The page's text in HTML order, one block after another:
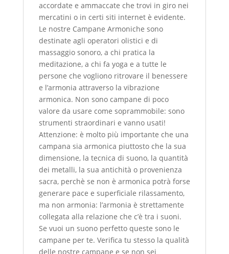
accordate e ammaccate che trovi in giro nei
mercatini o in certi siti internet è evidente.
Le nostre Campane Armoniche sono
destinate agli operatori olistici e di
massaggio sonoro, a chi pratica la
meditazione, a chi fa yoga e a tutte le
persone che vogliono ritrovare il benessere
e l’armonia attraverso la vibrazione
armonica. Non sono campane di poco
valore da usare come soprammobile: sono
strumenti straordinari e vanno usati!
Attenzione: è molto più importante che una
campana sia armonica piuttosto che la sua
dimensione, la tecnica di suono, la quantità
dei metalli, la sua antichità o provenienza
sacra, perchè se non è armonica potrà forse
generare pace e superficiale rilassamento,
ma non armonia: l’armonia è strettamente
collegata alla relazione che c’è tra i suoni.
Se vuoi un suono perfetto queste sono le
campane per te. Verifica tu stesso la qualità
delle nostre campane e se non sei